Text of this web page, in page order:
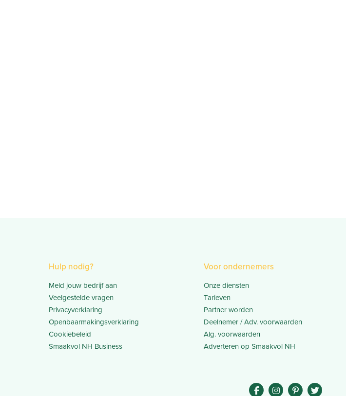
Hulp nodig?
Meld jouw bedrijf aan
Veelgestelde vragen
Privacyverklaring
Openbaarmakingsverklaring
Cookiebeleid
Smaakvol NH Business
Voor ondernemers
Onze diensten
Tarieven
Partner worden
Deelnemer / Adv. voorwaarden
Alg. voorwaarden
Adverteren op Smaakvol NH